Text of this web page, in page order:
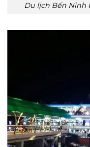
Du lịch Bến Ninh